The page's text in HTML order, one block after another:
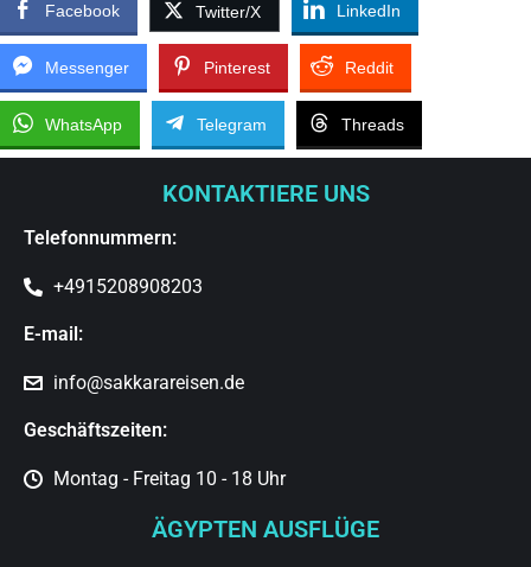
Facebook Twitter/X LinkedIn
Messenger Pinterest Reddit
WhatsApp Telegram Threads
KONTAKTIERE UNS
Telefonnummern:
+4915208908203
E-mail:
info@sakkarareisen.de
Geschäftszeiten:
Montag - Freitag 10 - 18 Uhr
ÄGYPTEN AUSFLÜGE